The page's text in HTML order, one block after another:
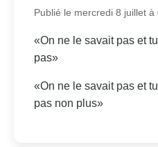
Publié le mercredi 8 juillet à
«On ne le savait pas et
pas»
«On ne le savait pas et
pas non plus»